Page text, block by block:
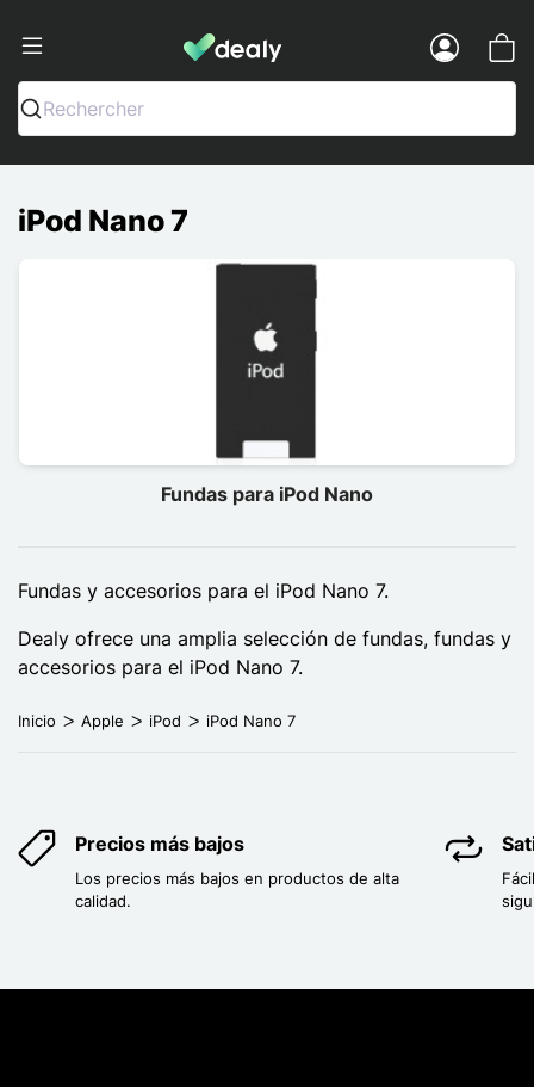
Dealy - Fundas y accesorios para
Rechercher
iPod Nano 7
Fundas para iPod Nano
Fundas y accesorios para el iPod Nano 7.
Dealy ofrece una amplia selección de fundas, fundas y
accesorios para el iPod Nano 7.
Inicio Apple iPod iPod Nano 7
Precios más bajos
Los precios más bajos en productos de alta
calidad.